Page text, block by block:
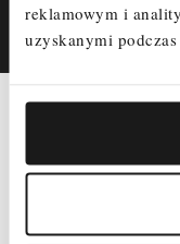
reklamowym i
uzyskanymi